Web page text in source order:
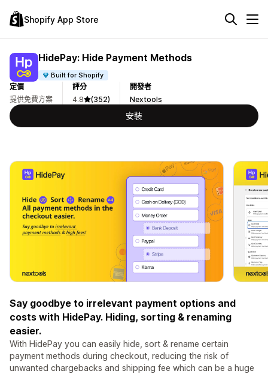
Shopify App Store
HidePay: Hide Payment Methods
Built for Shopify
定價
提供免費方案
評分
4.8
(352)
開發者
Nextools
安裝
Say goodbye to irrelevant payment options and
costs with HidePay. Hiding, sorting & renaming
easier.
With HidePay you can easily hide, sort & rename certain
payment methods during checkout, reducing the risk of
unwanted chargebacks and shipping fee which can be a huge